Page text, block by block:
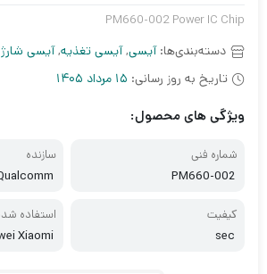
PM660-002 Power IC Chip
دسته‌بندی‌ها:آیسی,آیسی تغذیه,آیسی
تاریخ به روز رسانی: 15 مرداد 1405
ویژگی های محصول:
شماره فنی
PM660-002
سازنده
کیفیت
sec
استفاده
Xiaomi